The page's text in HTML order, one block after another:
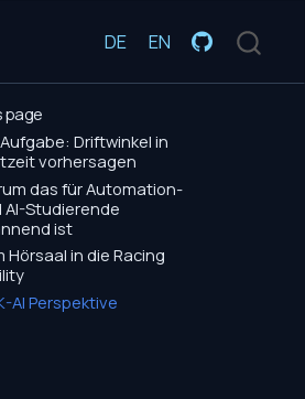
DE EN
page
Driftwinkel in
vorhersagen
das für Automation-
AI-Studierende
ist
Hörsaal in die Racing
AI Perspektive